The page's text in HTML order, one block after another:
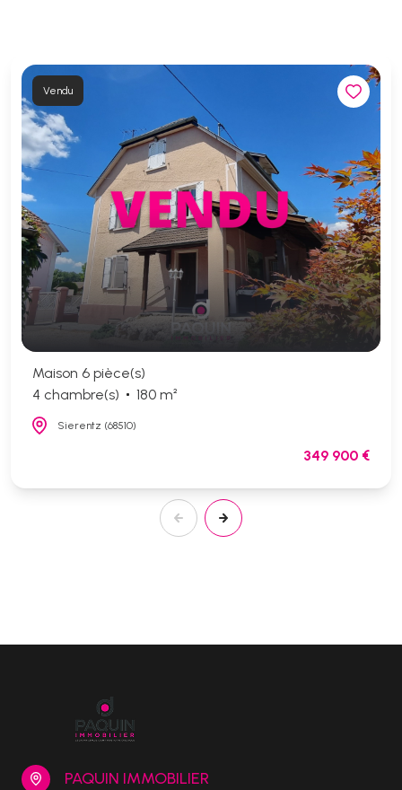
Vendu
Maison 6 pièce(s)
4 chambre(s)
180 m²
Sierentz (68510)
349 900 €
PAQUIN IMMOBILIER